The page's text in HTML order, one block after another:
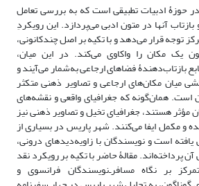
حوزۀادبیات تطبیقی است که به بررسی تعامل
آنها در متون ادبی می‌پردازد. این رویکردِ
توجه قرار می‌دهد و با تکیه بر اصل چند‌کانونی،
یک مکان را واکاوی می‌کند. در این میان،
بازتاب‌دهندۀفضاهای ارجاعی‌ به‌شمار می‌آیند و
میان مکان‌های ارجاعی و تصاویر ‌ذهنی متکثر
است. همان‌گونه که جغرافیای واقعی و نقشه‌های
هستند، جغرافیای تخیل و تصاویر ذهنی نیز
و مکمل ایفا می‌کنند. شهر پاریس در بسیاری از
است و نویسندگان با زاویه‌دیدهای درونی،
آن پرداخته‌اند. مقالۀ حاضربا تکیه بر رویکرد نقد
بر نگاه مسافر‌ـ‌نویسندگان فرانسوی و